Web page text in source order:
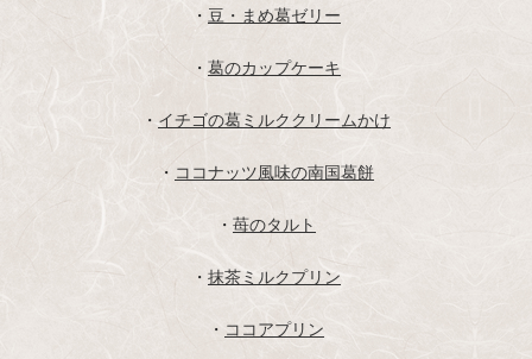
・ 豆・まめ葛ゼリー
・ 葛のカップケーキ
・ イチゴの葛ミルククリームかけ
・ ココナッツ風味の南国葛餅
・ 苺のタルト
・ 抹茶ミルクプリン
・ ココアプリン